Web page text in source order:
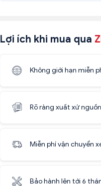
Lợi ích khi mua qua
Không giới hạn miễn
Rõ ràng xuất xứ
Miễn phí vận chuyển
Bảo hành lên tới 6